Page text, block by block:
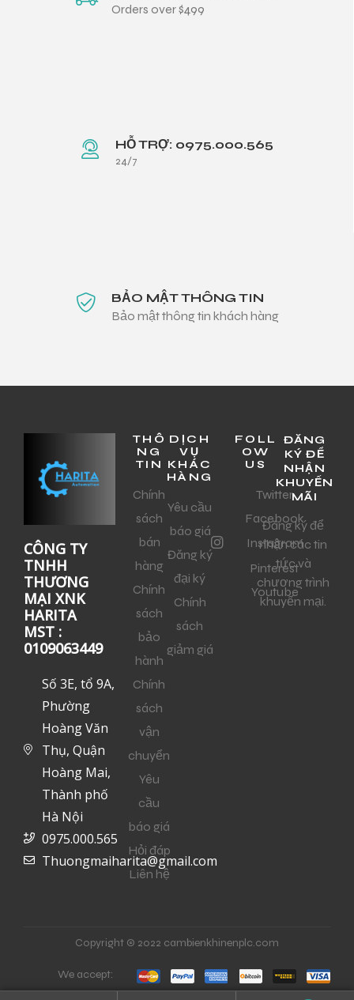
Orders over $499
HỖ TRỢ: 0975.000.565
24/7
BẢO MẬT THÔNG TIN
Bảo mật thông tin khách hàng
CÔNG TY
TNHH
THƯƠNG
MẠI XNK
HARITA
MST :
0109063449
Số 3E, tổ 9A,
Phường
Hoàng Văn
Thụ, Quận
Hoàng Mai,
Thành phố
Hà Nội
0975.000.565
Thuongmaiharita@gmail.com
THÔ
NG
TIN
Chính
sách
bán
hàng
Chính
sách
bảo
hành
Chính
sách
vận
chuyển
Yêu
cầu
báo giá
Hỏi đáp
Liên hệ
DỊCH
VỤ
KHÁC
HÀNG
Yêu cầu
báo giá
Đăng ký
đại ký
Chính
sách
giảm giá
FOLL
OW
US
Twitter
Facebook
Instagram
Pinterest
Youtube
ĐĂNG
KÝ ĐỂ
NHẬN
KHUYẾN
MÃI
Đăng ký để
nhận các tin
tức và
chương trình
khuyến mại.
Copyright © 2022 cambienkhinenplc.com
We accept: